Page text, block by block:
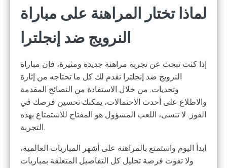
لماذا تختار المراهنة على مباراة
النرويج ضد إنجلترا
إذا كنت تبحث عن تجربة مراهنة جديدة ومثيرة، فإن مباراة
النرويج ضد إنجلترا تقدم لك كل ما تحتاجه من إثارة
وتحديات. من خلال الاستفادة من النصائح المقدمة
والاطلاع على أحدث الاحتمالات، يمكنك تحسين فرصك في
الفوز. لا تنسى، اللعب المسؤول هو المفتاح للاستمتاع بهذه
التجربة.
ابدأ اليوم واستمتع بالمراهنة على أشهر المباريات العالمية،
ولا تفوت فرصة تحليل كل التفاصيل المتعلقة بمباريات